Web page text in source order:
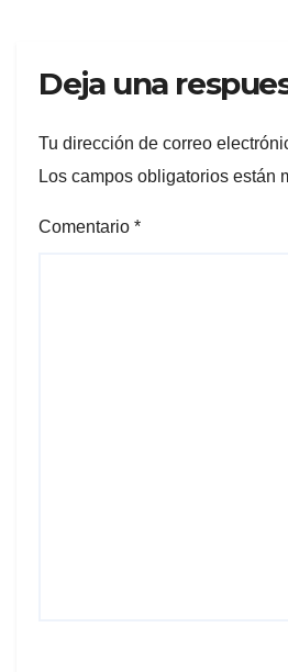
Deja una
Tu dirección de correo
Los campos obligatorios están
Comentario *